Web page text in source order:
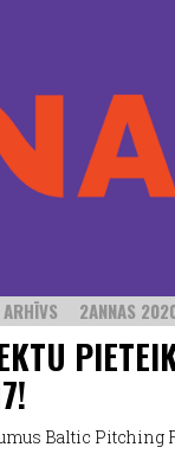
ARHĪVS 2ANNAS
Baltic Pitching